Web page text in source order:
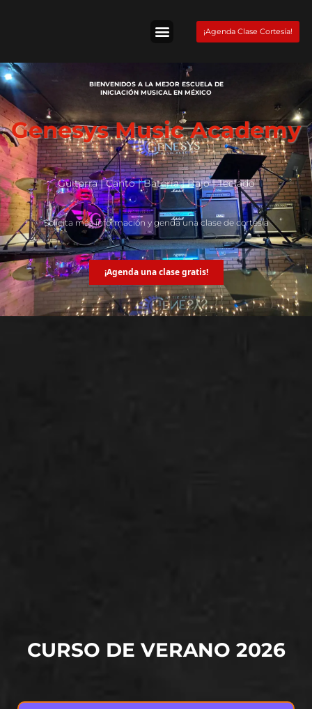
¡Agenda Clase Cortesía!
BIENVENIDOS A LA MEJOR ESCUELA DE
INICIACIÓN MUSICAL EN MÉXICO
Genesys Music Academy
Guitarra | Canto | Batería | Bajo | Teclado
Solicita más información y genda una clase de cortesía
¡Agenda una clase gratis!
CURSO DE VERANO 2026